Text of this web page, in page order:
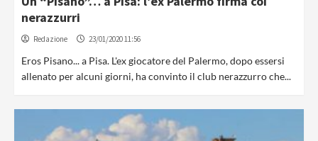
nerazzurri
Redazione 23/01/2020 11:56
Eros Pisano... a Pisa. L'ex giocatore del Palermo, dopo essersi
allenato per alcuni giorni, ha convinto il club nerazzurro che...